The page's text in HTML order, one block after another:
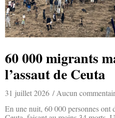
60 000 migrants
l’assaut de Ceuta
31 juillet 2026
Aucun
En une nuit, 60 000 personnes ont